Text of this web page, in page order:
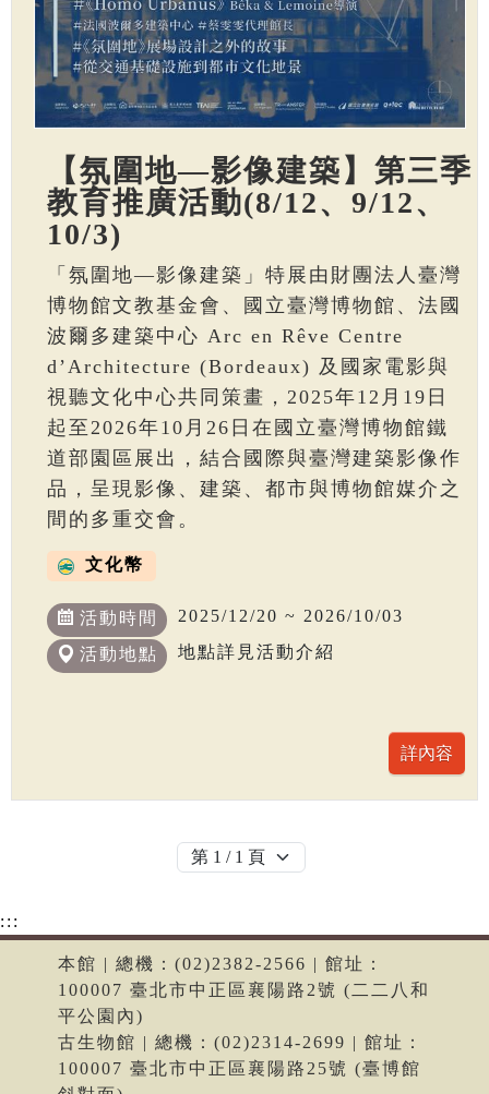
【氛圍地—影像建築】第三季
教育推廣活動(8/12、9/12、
10/3)
「氛圍地—影像建築」特展由財團法人臺灣
博物館文教基金會、國立臺灣博物館、法國
波爾多建築中心 Arc en Rêve Centre
d’Architecture (Bordeaux) 及國家電影與
視聽文化中心共同策畫，2025年12月19日
起至2026年10月26日在國立臺灣博物館鐵
道部園區展出，結合國際與臺灣建築影像作
品，呈現影像、建築、都市與博物館媒介之
間的多重交會。
文化幣
活動時間 2025/12/20 ~ 2026/10/03
活動地點 地點詳見活動介紹
:::
本館 | 總機：(02)2382-2566 | 館址：
100007 臺北市中正區襄陽路2號 (二二八和
平公園內)
古生物館 | 總機：(02)2314-2699 | 館址：
100007 臺北市中正區襄陽路25號 (臺博館